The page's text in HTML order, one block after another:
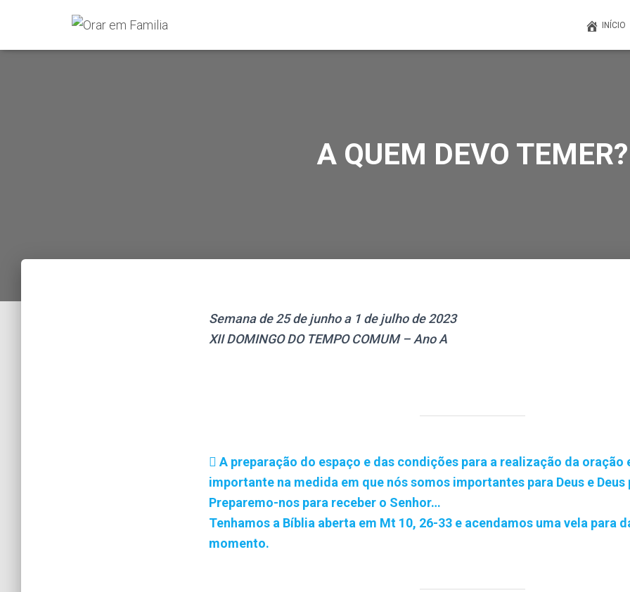
INÍCIO
A QUEM DEVO TEMER?
Semana de 25 de junho a 1 de julho de 2023
XII DOMINGO DO TEMPO COMUM – Ano A
A preparação do espaço e das condições para a realização da oração
importante na medida em que nós somos importantes para Deus e Deus
Preparemo-nos para receber o Senhor…
Tenhamos a Bíblia aberta em Mt 10, 26-33 e acendamos uma vela para
momento.